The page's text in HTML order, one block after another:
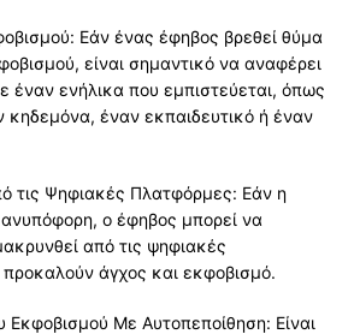
Εάν ένας έφηβος βρεθεί θύμα
είναι σημαντικό να αναφέρει
έναν ενήλικα που εμπιστεύεται, όπως
κηδεμόνα, έναν εκπαιδευτικό ή έναν
τις Ψηφιακές Πλατφόρμες: Εάν η
ανυπόφορη, ο έφηβος μπορεί να
από τις ψηφιακές
άγχος και εκφοβισμό.
Εκφοβισμού Με Αυτοπεποίθηση: Είναι